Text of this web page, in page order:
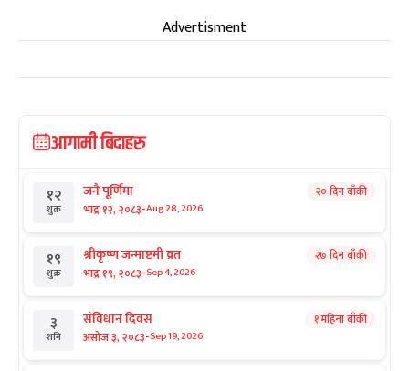
Advertisment
आगामी बिदाहरु
१२
शुक्र
जनै पूर्णिमा
भाद्र १२, २०८३-Aug 28, 2026
२० दिन बाँकी
१९
शुक्र
श्रीकृष्ण जन्माष्टमी व्रत
भाद्र १९, २०८३-Sep 4, 2026
२७ दिन बाँकी
३
शनि
संविधान दिवस
असोज ३, २०८३-Sep 19, 2026
१ महिना बाँकी